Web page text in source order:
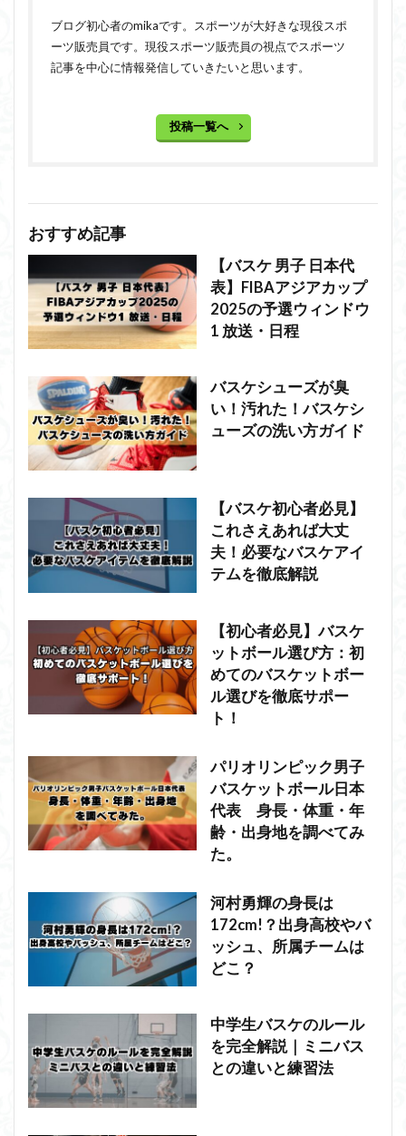
ブログ初心者のmikaです。スポーツが大好きな現役スポ
ーツ販売員です。現役スポーツ販売員の視点でスポーツ
記事を中心に情報発信していきたいと思います。
投稿一覧へ
おすすめ記事
【バスケ 男子 日本代
表】FIBAアジアカップ
2025の予選ウィンドウ
1 放送・日程
バスケシューズが臭
い！汚れた！バスケシ
ューズの洗い方ガイド
【バスケ初心者必見】
これさえあれば大丈
夫！必要なバスケアイ
テムを徹底解説
【初心者必見】バスケ
ットボール選び方：初
めてのバスケットボー
ル選びを徹底サポー
ト！
パリオリンピック男子
バスケットボール日本
代表 身長・体重・年
齢・出身地を調べてみ
た。
河村勇輝の身長は
172cm!？出身高校やバ
ッシュ、所属チームは
どこ？
中学生バスケのルール
を完全解説｜ミニバス
との違いと練習法